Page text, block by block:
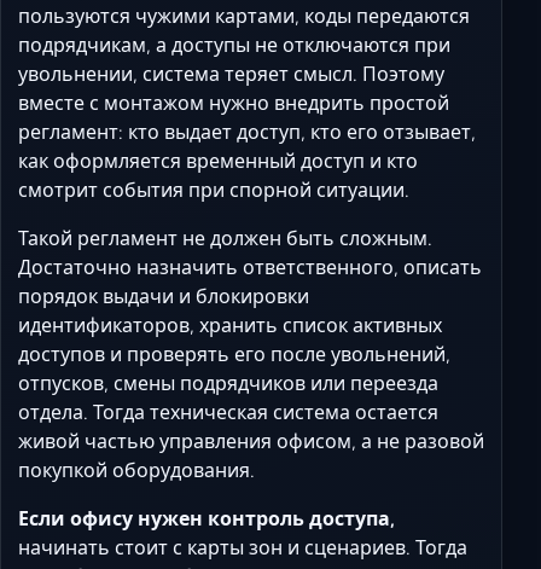
пользуются чужими картами, коды передаются
подрядчикам, а доступы не отключаются при
увольнении, система теряет смысл. Поэтому
вместе с монтажом нужно внедрить простой
регламент: кто выдает доступ, кто его отзывает,
как оформляется временный доступ и кто
смотрит события при спорной ситуации.
Такой регламент не должен быть сложным.
Достаточно назначить ответственного, описать
порядок выдачи и блокировки
идентификаторов, хранить список активных
доступов и проверять его после увольнений,
отпусков, смены подрядчиков или переезда
отдела. Тогда техническая система остается
живой частью управления офисом, а не разовой
покупкой оборудования.
Если офису нужен контроль доступа,
начинать стоит с карты зон и сценариев. Тогда